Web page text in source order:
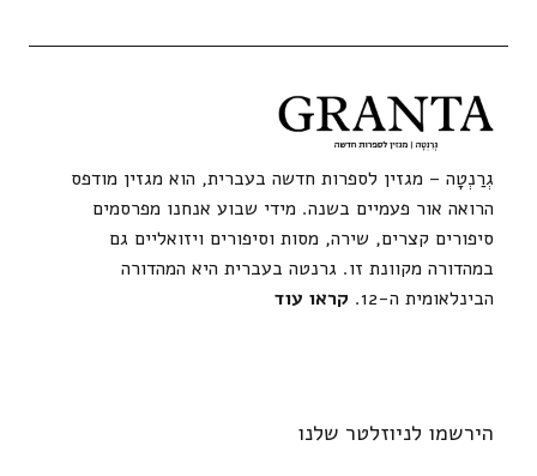
גְרַנְטָה – מגזין לספרות חדשה בעברית, הוא מגזין מודפס
הרואה אור פעמיים בשנה. מידי שבוע אנחנו מפרסמים
סיפורים קצרים, שירה, מסות וסיפורים ויזואליים גם
במהדורה מקוונת זו. גרנטה בעברית היא המהדורה
הבינלאומית ה-12.
קראו עוד
הירשמו לניוזלטר שלנו